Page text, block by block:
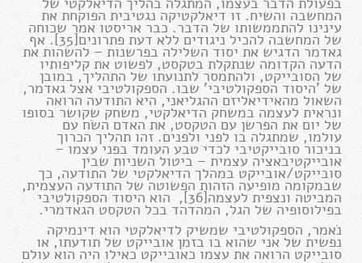
המחשבה והשיח. זו דיאלקטיקה נגטיבית הפוקחת את
עינינו להתממשותו של הדבר. כבר אריסטו אמר שכוחה
של המחשבה להכיל ניגודים ללא דעת פתרונים[35]. אף
גאדמר הדגיש את יסוד השלילה בפרשנות – להשהות את
הדעה הקדומה שנתקלת בטקסט, לפשוט את קליפותיו
של הסובייקט, ולהתמסר לתנועתו של התהליך, במובן
של 'היסוד הספקולטיבי' שבו. הספקולטיבי אצל גאדמר,
השאול מהאידיאליזם ההגליאני, היא התודעה הרואה
ונראית לעצמה במשחק הדיאלקטי, משחק שקושר בסופו
של יום את הפרשן עם הטקסט, את האדם השׂח עם
עולמו, שמתגלה בו לפני ולפנים. זהו תהליך הכרוך
בניכור סובייקטיבי לכדי טבע העומד בפני עצמו –
אובייקטיבאציה עצמית – ביטול השניות שבין
סובייקט/אובייקט במהלך הדיאלקטי של התודעה, כך
שבמקומה מופיעה הזהות הפשוטה של התודעה העצמית,
המביטה ונצפית לעצמה[36], הוא היסוד הספקולטיבי
בפילוסופיה של הגל, המהדהד בכל הטקסט הגאדמרי.
נֹאמר, הספקולטיבי שמשיק לדיאלקטי הוא דינמיקה
נפשית של אני שהוא בו בזמן אובייקט של תודעתו, או
סובייקט הרואה את עצמו כאובייקט כאילו היה הוא עולם